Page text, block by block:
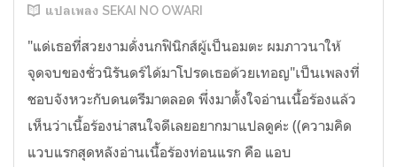
แปลเพลง SEKAI NO OWARI
"แด่เธอที่สวยงามดั่งนกฟินิกส์ผู้เป็นอมตะ ผมภาวนาให้
จุดจบของชั่วนิรันดร์ได้มาโปรดเธอด้วยเทอญ"เป็นเพลงที่
ชอบจังหวะกับดนตรีมาตลอด พึ่งมาตั้งใจอ่านเนื้อร้องแล้ว
เห็นว่าเนื้อร้องน่าสนใจดีเลยอยากมาแปลดูค่ะ ((ความคิด
แวบแรกสุดหลังอ่านเนื้อร้องท่อนแรก คือ แอบ